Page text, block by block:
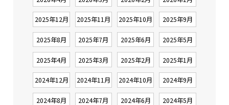
2025年12月 2025年11月 2025年10月 2025年9月
2025年8月 2025年7月 2025年6月 2025年5月
2025年4月 2025年3月 2025年2月 2025年1月
2024年12月 2024年11月 2024年10月 2024年9月
2024年8月 2024年7月 2024年6月 2024年5月